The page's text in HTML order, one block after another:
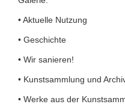
• Aktuelle Nutzung
• Geschichte
• Wir sanieren!
• Kunstsammlung und
• Werke aus der